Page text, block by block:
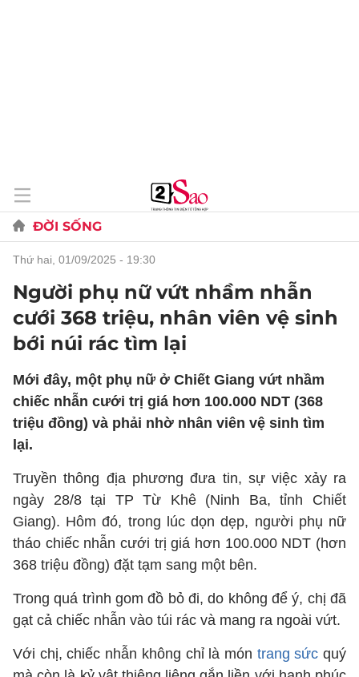
ĐỜI SỐNG
thứ hai, 01/09/2025 - 19:30
Người phụ nữ vứt nhầm nhẫn
cưới 368 triệu, nhân viên vệ sinh
bới núi rác tìm lại
Mới đây, một phụ nữ ở Chiết Giang vứt nhầm
chiếc nhẫn cưới trị giá hơn 100.000 NDT (368
triệu đồng) và phải nhờ nhân viên vệ sinh tìm
lại.
Truyền thông địa phương đưa tin, sự việc xảy ra
ngày 28/8 tại TP Từ Khê (Ninh Ba, tỉnh Chiết
Giang). Hôm đó, trong lúc dọn dẹp, người phụ nữ
tháo chiếc nhẫn cưới trị giá hơn 100.000 NDT (hơn
368 triệu đồng) đặt tạm sang một bên.
Trong quá trình gom đồ bỏ đi, do không để ý, chị đã
gạt cả chiếc nhẫn vào túi rác và mang ra ngoài vứt.
Với chị, chiếc nhẫn không chỉ là món trang sức quý